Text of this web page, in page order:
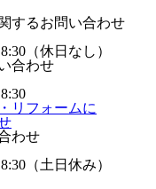
するお問い合わせ
（休日なし）
合わせ
リフォームに
わせ
（土日休み）